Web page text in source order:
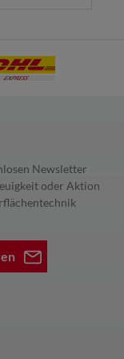
Newsletter
oder Aktion